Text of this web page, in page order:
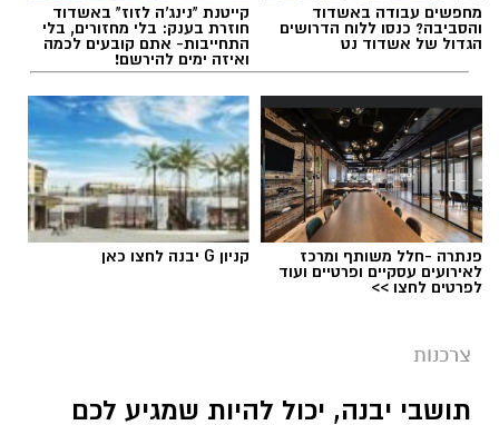
מחפשים עבודה באשדוד
והסביבה? כנסו ללוח הדרושים
הגדול של אשדוד נט
קייטנת "נינג'ה לזוז" באשדוד
חוזרת בענק: בלי מחזורים, בלי
התחייבות- אתם קובעים לכמה
ואיזה ימים להירשם!
פנתרה -חלל משותף ומרכז
לאירועים עסקיים ופרטיים ועוד
לפרטים לחצו >>
קניון G יבנה לחצו כאן
צרכנות
תושבי יבנה, יכול להיות שמגיע לכם